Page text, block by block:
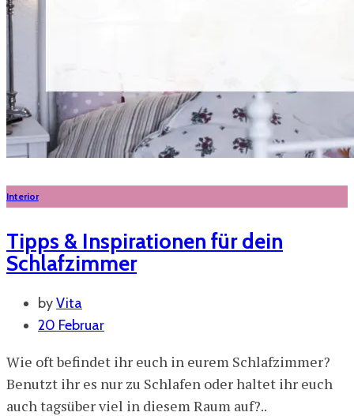
Interior
Tipps & Inspirationen für dein
Schlafzimmer
byVita
20 Februar
Wie oft befindet ihr euch in eurem Schlafzimmer?
Benutzt ihr es nur zu Schlafen oder haltet ihr euch
auch tagsüber viel in diesem Raum auf?..